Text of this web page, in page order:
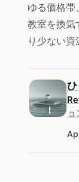
ゆる価格帯
教室を換気
り少ない
ひ